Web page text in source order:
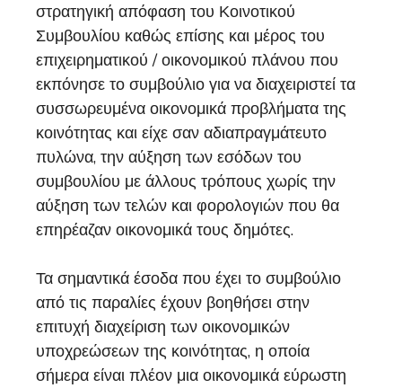
στρατηγική απόφαση του Κοινοτικού
Συμβουλίου καθώς επίσης και μέρος του
επιχειρηματικού / οικονομικού πλάνου που
εκπόνησε το συμβούλιο για να διαχειριστεί τα
συσσωρευμένα οικονομικά προβλήματα της
κοινότητας και είχε σαν αδιαπραγμάτευτο
πυλώνα, την αύξηση των εσόδων του
συμβουλίου με άλλους τρόπους χωρίς την
αύξηση των τελών και φορολογιών που θα
επηρέαζαν οικονομικά τους δημότες.
Τα σημαντικά έσοδα που έχει το συμβούλιο
από τις παραλίες έχουν βοηθήσει στην
επιτυχή διαχείριση των οικονομικών
υποχρεώσεων της κοινότητας, η οποία
σήμερα είναι πλέον μια οικονομικά εύρωστη